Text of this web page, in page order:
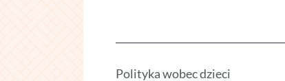
Polityka wobec dzieci